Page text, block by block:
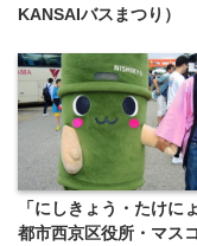
KANSAIバスまつり）
「にしきょう・たけに
都市西京区役所・マス